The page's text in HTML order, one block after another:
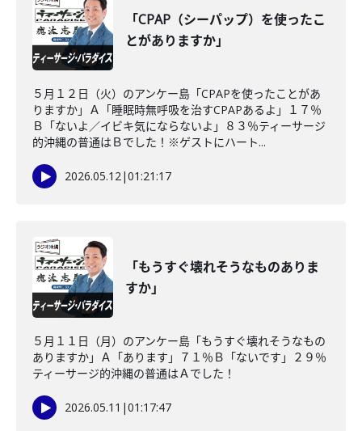
「CPAP（シーパップ）を使ったこ
とがありますか」
５月１２日（火）のアンケー島「CPAPを使ったことがあ
りますか」Ａ「睡眠時無呼吸を治すCPAPあるよ」１７％
Ｂ「ないよ／イビキ気にならないよ」８３％ティーサージ
的沖縄の普通はＢでした！※ゲストにハート...
2026.05.12|01:21:17
「もうすぐ壊れそうなものありま
すか」
５月１１日（月）のアンケー島「もうすぐ壊れそうなもの
ありますか」Ａ「あります」７１％Ｂ「ないです」２９％
ティーサージ的沖縄の普通はＡでした！
2026.05.11 |01:17:47